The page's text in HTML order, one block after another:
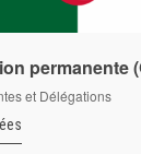
permanente
et Délégations